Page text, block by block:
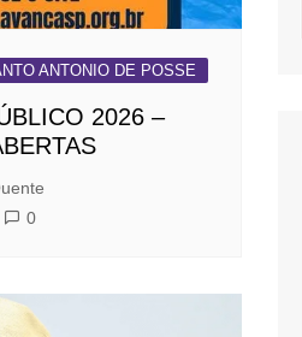
ANTONIO DE POSSE
2026 –
0